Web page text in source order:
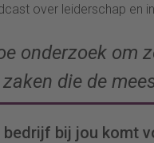
over leiderschap en
onderzoek om
die de
bedrijf bij jou komt